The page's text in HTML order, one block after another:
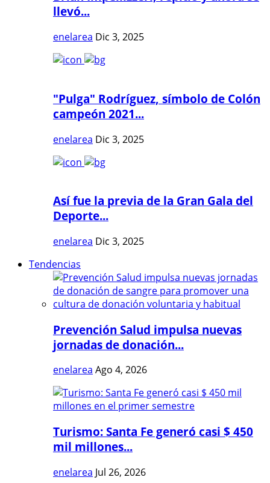
llevó...
enelarea Dic 3, 2025
"Pulga" Rodríguez, símbolo de Colón
campeón 2021...
enelarea Dic 3, 2025
Así fue la previa de la Gran Gala del
Deporte...
enelarea Dic 3, 2025
Tendencias
Prevención Salud impulsa nuevas
jornadas de donación...
enelarea Ago 4, 2026
Turismo: Santa Fe generó casi $ 450
mil millones...
enelarea Jul 26, 2026